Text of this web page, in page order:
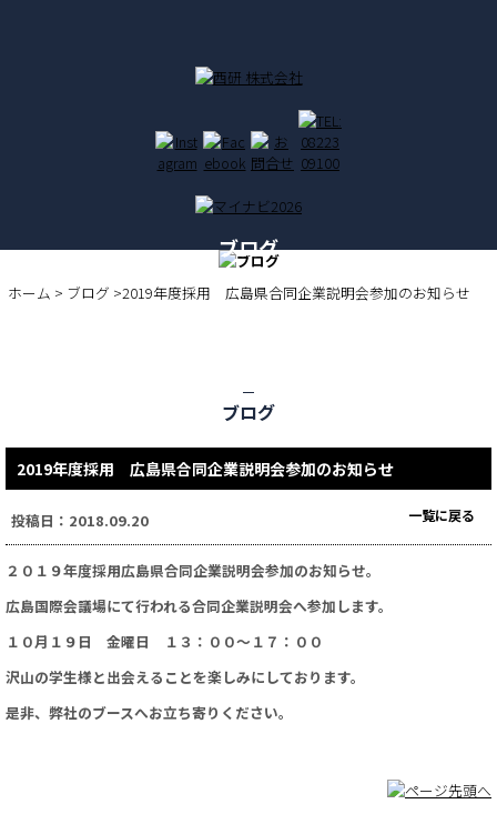
ブログ
ホーム > ブログ >2019年度採用 広島県合同企業説明会参加のお知らせ
ブログ
2019年度採用 広島県合同企業説明会参加のお知らせ
投稿日：2018.09.20 一覧に戻る
２０１９年度採用広島県合同企業説明会参加のお知らせ。
広島国際会議場にて行われる合同企業説明会へ参加します。
１０月１９日 金曜日 １３：００～１７：００
沢山の学生様と出会えることを楽しみにしております。
是非、弊社のブースへお立ち寄りください。